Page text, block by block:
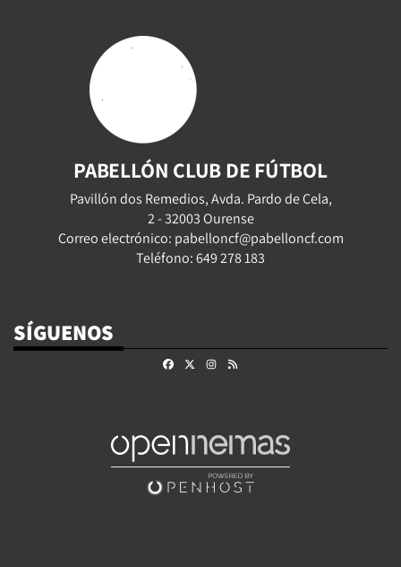
PABELLÓN CLUB DE FÚTBOL
Pavillón dos Remedios, Avda. Pardo de Cela,
2 - 32003 Ourense
Correo electrónico: pabelloncf@pabelloncf.com
Teléfono: 649 278 183
SÍGUENOS
FacebookInstagram